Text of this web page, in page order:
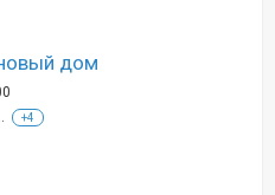
дом
+4